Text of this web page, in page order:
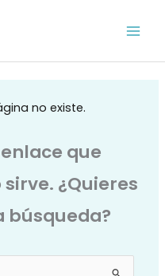
no existe.
que
¿Quieres
búsqueda?